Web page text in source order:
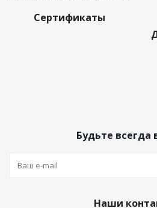
Сертификаты
Будьте всегда
Наши